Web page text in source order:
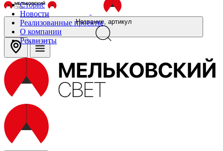
Сторис
Новости
Реализованные проекты
О компании
Реквизиты
Название, артикул